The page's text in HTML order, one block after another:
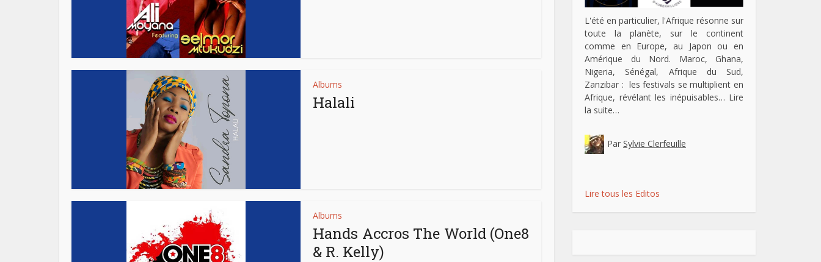
Albums
Halali
Albums
Hands Accros The World (One8
& R. Kelly)
L'été en particulier, l'Afrique résonne sur
toute la planète, sur le continent
comme en Europe, au Japon ou en
Amérique du Nord. Maroc, Ghana,
Nigeria, Sénégal, Afrique du Sud,
Zanzibar : les festivals se multiplient en
Afrique, révélant les inépuisables… Lire
la suite…
Par Sylvie Clerfeuille
Lire tous les Editos